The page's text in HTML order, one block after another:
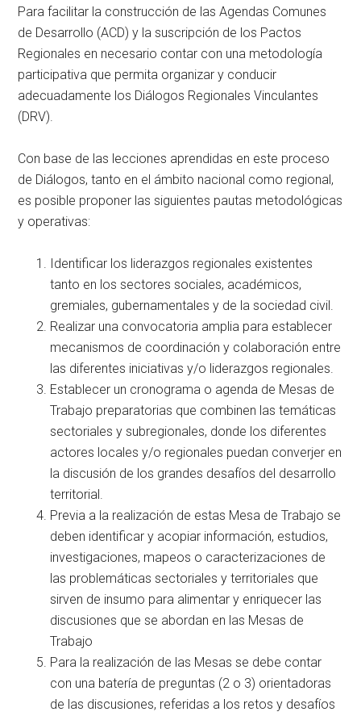
Para facilitar la construcción de las Agendas Comunes
de Desarrollo (ACD) y la suscripción de los Pactos
Regionales en necesario contar con una metodología
participativa que permita organizar y conducir
adecuadamente los Diálogos Regionales Vinculantes
(DRV).
Con base de las lecciones aprendidas en este proceso
de Diálogos, tanto en el ámbito nacional como regional,
es posible proponer las siguientes pautas metodológicas
y operativas:
Identificar los liderazgos regionales existentes
tanto en los sectores sociales, académicos,
gremiales, gubernamentales y de la sociedad civil.
Realizar una convocatoria amplia para establecer
mecanismos de coordinación y colaboración entre
las diferentes iniciativas y/o liderazgos regionales.
Establecer un cronograma o agenda de Mesas de
Trabajo preparatorias que combinen las temáticas
sectoriales y subregionales, donde los diferentes
actores locales y/o regionales puedan converjer en
la discusión de los grandes desafíos del desarrollo
territorial.
Previa a la realización de estas Mesa de Trabajo se
deben identificar y acopiar información, estudios,
investigaciones, mapeos o caracterizaciones de
las problemáticas sectoriales y territoriales que
sirven de insumo para alimentar y enriquecer las
discusiones que se abordan en las Mesas de
Trabajo
Para la realización de las Mesas se debe contar
con una batería de preguntas (2 o 3) orientadoras
de las discusiones, referidas a los retos y desafíos